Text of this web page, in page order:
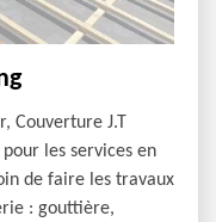
Couverture J.T
les services en
de faire les travaux
: gouttière,